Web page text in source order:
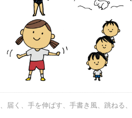
、 届く 、 手を伸ばす、 手書き風、 跳ねる 、